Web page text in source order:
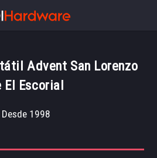
Advent San Lorenzo
El Escorial
Desde 1998